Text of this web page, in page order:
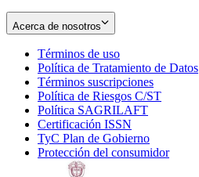
Acerca de nosotros
Términos de uso
in
new
window
Política de Tratamiento de Datos
Términos suscripciones
in
Política de Riesgos C/ST
Política SAGRILAFT
new
window
Certificación ISSN
in
new
TyC Plan de Gobierno
in
Protección del consumidorOpens